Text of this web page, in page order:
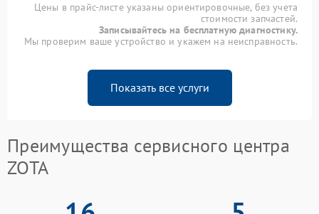
Цены в прайс-листе указаны ориентировочные, без учета
стоимости запчастей.
Записывайтесь на бесплатную диагностику.
Мы проверим ваше устройство и укажем на неисправность.
Показать все услуги
Преимущества сервисного центра
ZOTA